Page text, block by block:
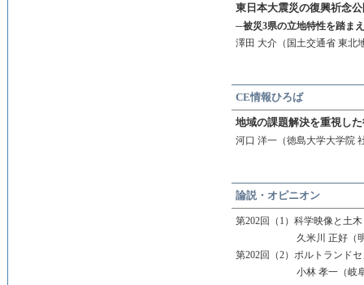
東日本大震災の復興祈念
─被災3県の立地特性を踏ま
澤田 大介（国土交通省 東北
CE情報ひろば
地域の課題解決を重視し
河口 洋一（徳島大学大学院
論説・オピニオン
第202回（1）科学映像と土木
久米川 正好（
第202回（2）ポルトランド
小林 孝一（岐